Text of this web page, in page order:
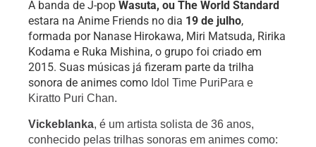
A banda de J-pop Wasuta, ou The World Standard
estara na Anime Friends no dia 19 de julho,
formada por Nanase Hirokawa, Miri Matsuda, Ririka
Kodama e Ruka Mishina, o grupo foi criado em
2015. Suas músicas já fizeram parte da trilha
sonora de animes como Idol Time PuriPara e
Kiratto Puri Chan.
Vickeblanka, é um artista solista de 36 anos,
conhecido pelas trilhas sonoras em animes como: